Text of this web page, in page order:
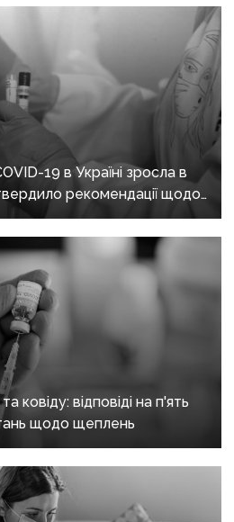
19 в Україні зросла в
рекомендації щодо
ковіду: відповіді на п'ять
щодо щеплень